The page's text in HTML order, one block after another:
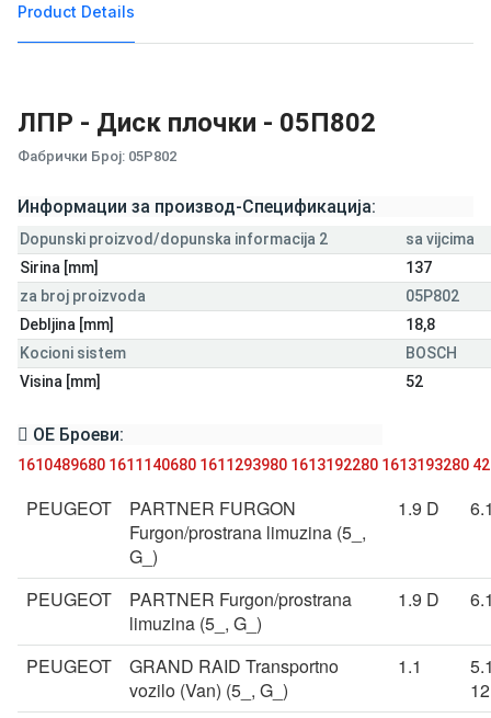
Product Details
ЛПР - Диск плочки - 05П802
Фабрички Број: 05P802
Информации за производ-Спецификација:
Dopunski proizvod/dopunska informacija 2
sa vijcima
Sirina [mm]
137
za broj proizvoda
05P802
Debljina [mm]
18,8
Kocioni sistem
BOSCH
Visina [mm]
52
ОЕ Броеви:
1610489680 1611140680 1611293980 1613192280 1613193280
PEUGEOT
PARTNER FURGON
Furgon/prostrana limuzina (5_,
G_)
1.9 D
PEUGEOT
PARTNER Furgon/prostrana
limuzina (5_, G_)
1.9 D
PEUGEOT
GRAND RAID Transportno
vozilo (Van) (5_, G_)
1.1